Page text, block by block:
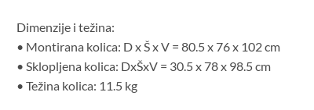
Dimenzije i težina:
• Montirana kolica: D x Š x V = 80.5 x 76 x 102 cm
• Sklopljena kolica: DxŠxV = 30.5 x 78 x 98.5 cm
• Težina kolica: 11.5 kg